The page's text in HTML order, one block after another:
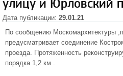
улицу и Юрловский
Дата публикации: 29.01.21
По сообщению Москомархитектуры
предусматривает соединение
проезда. Протяженность
порядка 1,2 км .